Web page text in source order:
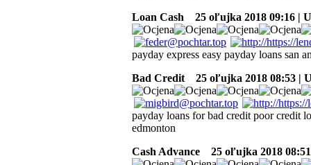
Loan Cash
25 oľujka 2018 09:16 |
payday express easy payday loans san
Bad Credit
25 oľujka 2018 08:53 |
payday loans for bad credit poor credit
edmonton
Cash Advance
25 oľujka 2018